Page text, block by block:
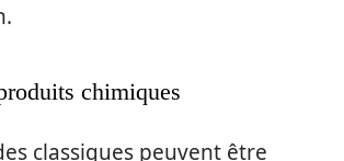
chimiques
classiques peuvent être